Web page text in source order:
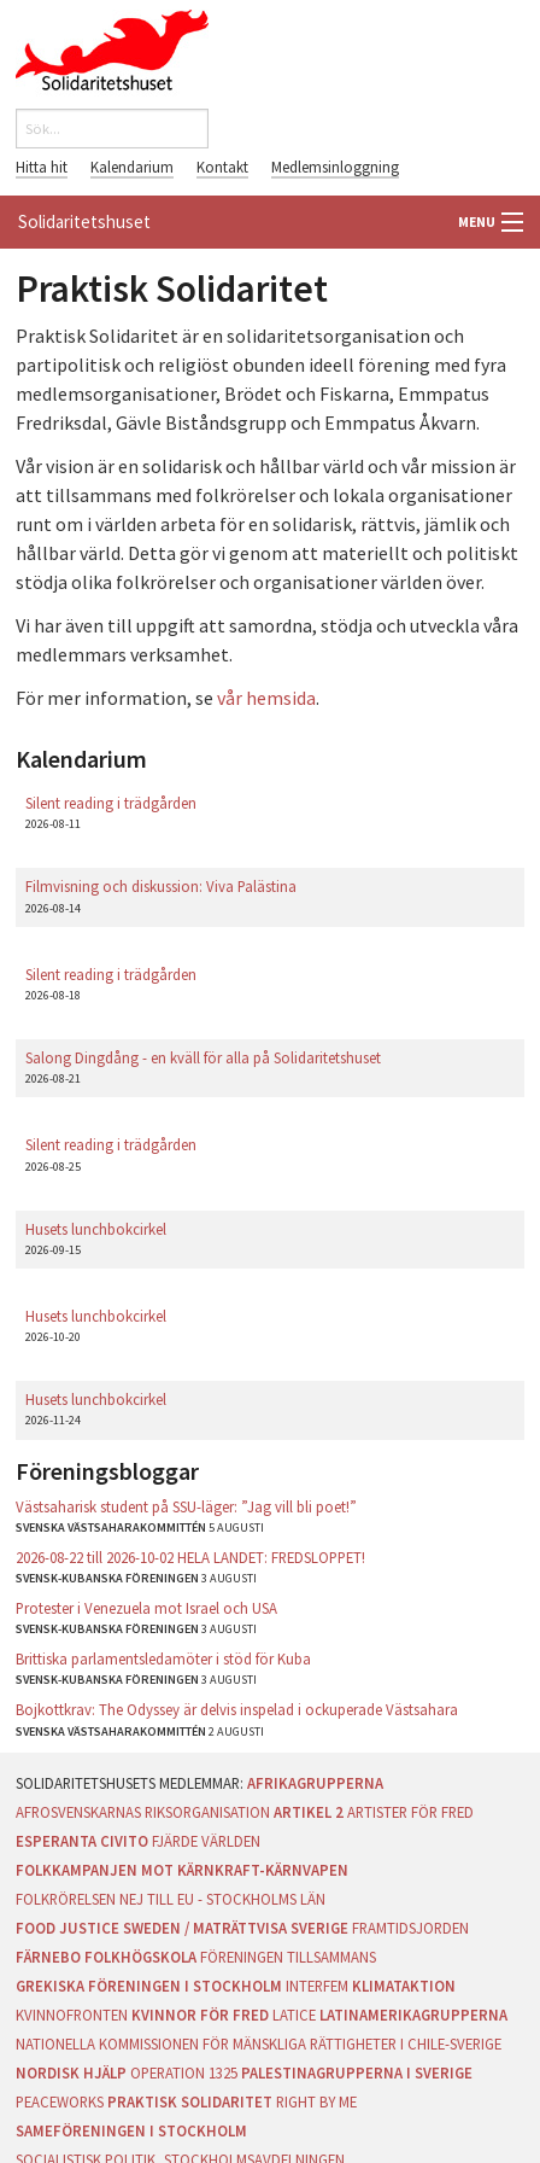
Hoppa till huvudinnehåll
Sökformulär
Hitta hit Kalendarium Kontakt Medlemsinloggning
Solidaritetshuset MENU
HEM
OM OSS
FÖRENINGAR
Praktisk Solidaritet
Praktisk Solidaritet är en solidaritetsorganisation och
partipolitisk och religiöst obunden ideell förening med fyra
medlemsorganisationer, Brödet och Fiskarna, Emmpatus
Fredriksdal, Gävle Biståndsgrupp och Emmpatus Åkvarn.
Vår vision är en solidarisk och hållbar värld och vår mission är
att tillsammans med folkrörelser och lokala organisationer
runt om i världen arbeta för en solidarisk, rättvis, jämlik och
hållbar värld. Detta gör vi genom att materiellt och politiskt
stödja olika folkrörelser och organisationer världen över.
Vi har även till uppgift att samordna, stödja och utveckla våra
medlemmars verksamhet.
För mer information, sevår hemsida.
Kalendarium
Silent reading i trädgården
2026-08-11
Filmvisning och diskussion: Viva Palästina
2026-08-14
Silent reading i trädgården
2026-08-18
Salong Dingdång - en kväll för alla på Solidaritetshuset
2026-08-21
Silent reading i trädgården
2026-08-25
Husets lunchbokcirkel
2026-09-15
Husets lunchbokcirkel
2026-10-20
Husets lunchbokcirkel
2026-11-24
Föreningsbloggar
Västsaharisk student på SSU-läger: ”Jag vill bli poet!”
SVENSKA VÄSTSAHARAKOMMITTÉN5 AUGUSTI
2026-08-22 till 2026-10-02 HELA LANDET: FREDSLOPPET!
SVENSK-KUBANSKA FÖRENINGEN3 AUGUSTI
Protester i Venezuela mot Israel och USA
SVENSK-KUBANSKA FÖRENINGEN3 AUGUSTI
Brittiska parlamentsledamöter i stöd för Kuba
SVENSK-KUBANSKA FÖRENINGEN3 AUGUSTI
Bojkottkrav: The Odyssey är delvis inspelad i ockuperade Västsahara
SVENSKA VÄSTSAHARAKOMMITTÉN2 AUGUSTI
AFRIKAGRUPPERNA
AFROSVENSKARNAS RIKSORGANISATION ARTIKEL 2 ARTISTER FÖR FRED
ESPERANTA CIVITO FJÄRDE VÄRLDEN
FOLKKAMPANJEN MOT KÄRNKRAFT-KÄRNVAPEN
FOLKRÖRELSEN NEJ TILL EU - STOCKHOLMS LÄN
FOOD JUSTICE SWEDEN / MATRÄTTVISA SVERIGE FRAMTIDSJORDEN
FÄRNEBO FOLKHÖGSKOLA FÖRENINGEN TILLSAMMANS
GREKISKA FÖRENINGEN I STOCKHOLM INTERFEM KLIMATAKTION
KVINNOFRONTEN KVINNOR FÖR FRED LATICE LATINAMERIKAGRUPPERNA
NATIONELLA KOMMISSIONEN FÖR MÄNSKLIGA RÄTTIGHETER I CHILE-SVERIGE
NORDISK HJÄLP OPERATION 1325 PALESTINAGRUPPERNA I SVERIGE
PEACEWORKS PRAKTISK SOLIDARITET RIGHT BY ME
SAMEFÖRENINGEN I STOCKHOLM
SOCIALISTISK POLITIK, STOCKHOLMSAVDELNINGEN